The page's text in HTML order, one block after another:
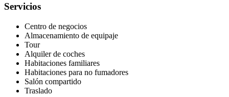
Servicios
Centro de negocios
Almacenamiento de equipaje
Tour
Alquiler de coches
Habitaciones familiares
Habitaciones para no fumadores
Salón compartido
Traslado